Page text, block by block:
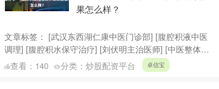
果怎么样？
文章标签： [武汉东西湖仁康中医门诊部] [腹腔积液中医
调理] [腹腔积水保守治疗] [刘伏明主治医师] [中医整体管
理] [肝硬化腹水] [肿瘤性腹水] [营....
查看： 140 分类： 炒股配资平台 卓信宝